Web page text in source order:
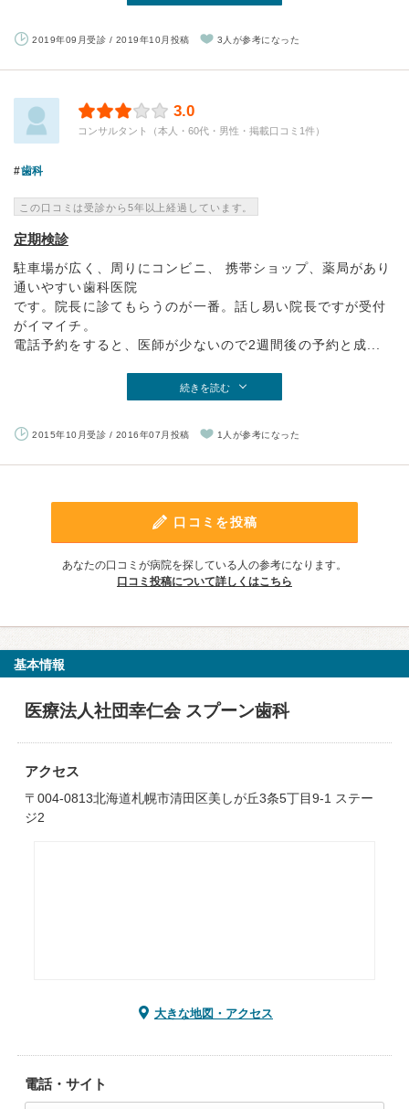
2019年09月受診 / 2019年10月投稿 3人が参考になった
3.0
コンサルタント（本人・60代・男性・掲載口コミ1件）
歯科
この口コミは受診から5年以上経過しています。
定期検診
駐車場が広く、周りにコンビニ、 携帯ショップ、薬局があり
通いやすい歯科医院
です。院長に診てもらうのが一番。話し易い院長ですが受付
がイマイチ。
電話予約をすると、医師が少ないので2週間後の予約と成...
続きを読む
2015年10月受診 / 2016年07月投稿 1人が参考になった
口コミを投稿
あなたの口コミが病院を探している人の参考になります。
口コミ投稿について詳しくはこちら
基本情報
医療法人社団幸仁会 スプーン歯科
アクセス
〒004-0813北海道札幌市清田区美しが丘3条5丁目9-1 ステー
ジ2
大きな地図・アクセス
電話・サイト